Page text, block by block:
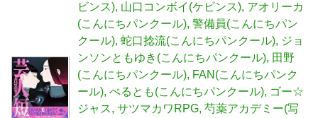
ビンス) 山口コンボイ(ケビンス) アオリーカ
(こんにちパンクール) 警備員(こんにちパン
クール) 蛇口捻流(こんにちパンクール) ジョ
ンソンともゆき(こんにちパンクール) 田野
(こんにちパンクール) FAN(こんにちパンク
ール) ぺるとも(こんにちパンクール) ゴー☆
ジャス サツマカワRPG 芍薬アカデミー(写